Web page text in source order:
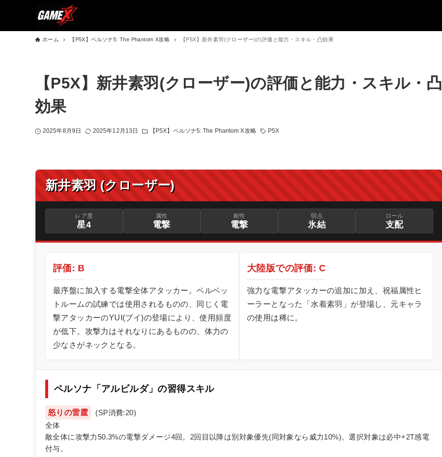
ホーム 【P5X】ペルソナ5: The Phantom X攻略 【P5X】新井素羽(クローザー)の評価と能力・スキル・凸効果
【P5X】新井素羽(クローザー)の評価と能力・スキル・凸
効果
2025年8月9日 2025年12月13日 【P5X】ペルソナ5: The Phantom X攻略 P5X
新井素羽 (クローザー)
レア度
星4
属性
電撃
耐性
電撃
弱点
氷結
ロール
支配
評価: B
最序盤に加入する電撃全体アタッカー。ベルベッ
トルームの試練では使用されるものの、同じく電
撃アタッカーのYUI(ブイ)の登場により、使用頻度
が低下。攻撃力はそれなりにあるものの、体力の
少なさがネックとなる。
大陸版での評価: C
強力な電撃アタッカーの追加に加え、祝福属性ヒ
ーラーとなった「水着素羽」が登場し、元キャラ
の使用は稀に。
ペルソナ「アルビルダ」の習得スキル
怒りの雷霆
(SP消費:20)
全体
敵全体に攻撃力50.3%の電撃ダメージ4回。2回目以降は別対象優先(同対象なら威力10%)。選択対象は必中+2T感電
付与。